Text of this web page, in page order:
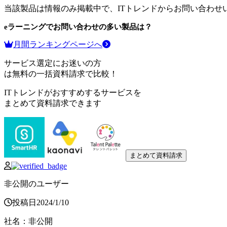
当該製品は情報のみ掲載中で、ITトレンドからお問い合わせ
eラーニングでお問い合わせの多い製品は？
月間ランキングページへ
サービス選定にお迷いの方
は無料の一括資料請求で比較！
ITトレンドがおすすめするサービスを
まとめて資料請求できます
まとめて資料請求
非公開のユーザー
投稿日 2024/1/10
社名 ： 非公開